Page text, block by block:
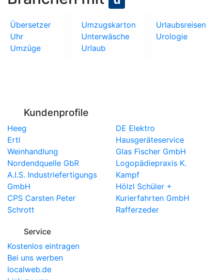
Übersetzer
Uhr
Umzüge
Umzugskarton
Unterwäsche
Urlaub
Urlaubsreisen
Urologie
Kundenprofile
Heeg
Ertl
Weinhandlung
Nordendquelle GbR
A.I.S. Industriefertigungs
GmbH
CPS Carsten Peter
Schrott
DE Elektro
Hausgeräteservice
Glas Fischer GmbH
Logopädiepraxis K.
Kampf
Hölzl Schüler +
Kurierfahrten GmbH
Rafferzeder
Service
Kostenlos eintragen
Bei uns werben
localweb.de